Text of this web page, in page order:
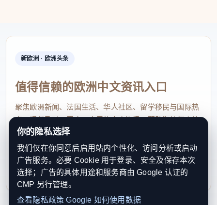
新欧洲 · 欧洲头条
值得信赖的欧洲中文资讯入口
聚焦欧洲新闻、法国生活、华人社区、留学移民与国际热
点，提供及时、真实、实用的中文资讯，帮助海外华人快
速了解欧洲动态。
contact@xinouzhou.com
服务支持、版权与合作：工作日优先处理站务、投稿与权
利通知
你的隐私选择
我们仅在你同意后启用站内个性化、访问分析或启动
广告服务。必要 Cookie 用于登录、安全及保存本次
选择；广告的具体用途和服务商由 Google 认证的
CMP 另行管理。
查看隐私政策 Google 如何使用数据